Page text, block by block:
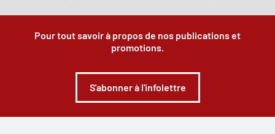
Pour tout savoir à propos de nos publications et
promotions.
S'abonner à l'infolettre